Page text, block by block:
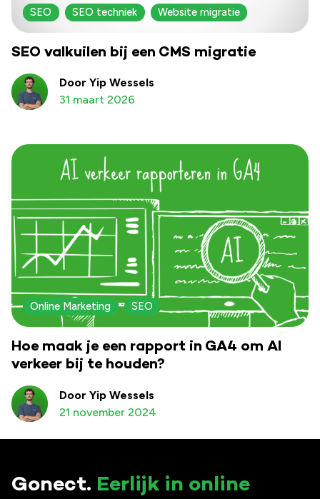
SEO SEO techniek Website migratie
SEO valkuilen bij een CMS migratie
Door Yip Wessels
31 maart 2026
Online Marketing SEO
Hoe maak je een rapport in GA4 om AI
verkeer bij te houden?
Door Yip Wessels
21 november 2024
Gonect. Eerlijk in online